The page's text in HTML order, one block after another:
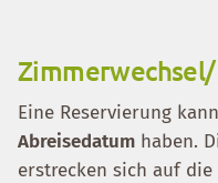
Eine Reservierung
Abreisedatum haben.
erstrecken sich auf